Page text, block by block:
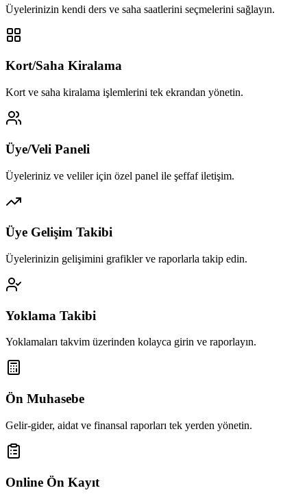
Üyelerinizin kendi ders ve saha saatlerini seçmelerini sağlayın.
Kort/Saha Kiralama
Kort ve saha kiralama işlemlerini tek ekrandan yönetin.
Üye/Veli Paneli
Üyeleriniz ve veliler için özel panel ile şeffaf iletişim.
Üye Gelişim Takibi
Üyelerinizin gelişimini grafikler ve raporlarla takip edin.
Yoklama Takibi
Yoklamaları takvim üzerinden kolayca girin ve raporlayın.
Ön Muhasebe
Gelir-gider, aidat ve finansal raporları tek yerden yönetin.
Online Ön Kayıt